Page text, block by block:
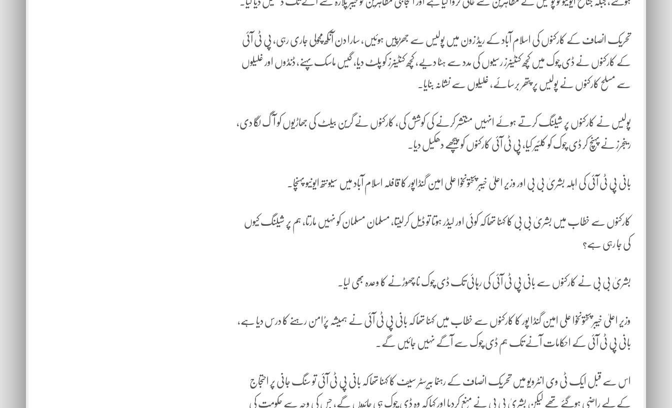
تحریک انصاف کے کارکنوں کی اسلام آباد کے ریڈ زون میں پولیس سے جھڑپیں ہوئیں، سارا دن آنکھ مچولی جاری رہی، پی ٹی آئی
کے کارکنوں نے ڈی چوک میں کچھ کنٹینرز رسیوں کی مدد سے ہٹا دیے، کچھ کنٹینرز کو پلٹ دیا، گیس ماسک پہنے، ڈنڈوں اور غلیلوں
سے مسلح کارکنوں نے پولیس پر پتھر برسائے، غلیلوں سے نشانہ بنایا۔
پولیس نے کارکنوں پر شیلنگ کرتے ہوئے انہیں منتشر کرنے کی کوشش کی، کارکنوں نے گرین بیلٹ کی جھاڑیوں کو آگ لگا دی،
رینجرز نے پہنچ کر ڈی چوک کو کلئیر کیا، پی ٹی آئی کارکنوں کو پیچھے دھکیل دیا۔
بانی پی ٹی آئی کی اہلہ بشریٰ بی بی اور وزیر اعلیٰ خیبر پختونخوا علی امین گنڈاپور کا قافلہ اسلام آباد میں سیونتھ ایونیو پہنچا۔
کارکنوں سے خطاب میں بشریٰ بی بی کا کہنا تھا کہ کوئی اور لیڈر ہوتا تو ڈیل کرلیتا، مسلمان مسلمان کو نہیں مارتا، ہم پر شیلنگ کیوں
کی جا رہی ہے؟
بشریٰ بی بی نے کارکنوں سے بانی پی ٹی آئی کی رہائی تک ڈی چوک نا چھوڑنے کا وعدہ بھی لیا۔
وزیر اعلیٰ خیبر پختونخوا علی امین گنڈا پور کا کارکنوں سے خطاب میں کہنا تھا کہ بانی پی ٹی آئی نے ہمیشہ پرُامن رہنے کا درس دیا ہے،
بانی پی ٹی آئی کے احکامات آنے تک ہم ڈی چوک سے آگے نہیں جائیں گے۔
اس سے قبل ایک ٹی وی انٹرویو میں تحریک انصاف کے رہنما بیرسٹر سیف کا کہنا تھا کہ بانی پی ٹی آئی تو سنگ جانی پر احتجاج
کے لیے راضی ہوگئے تھے لیکن بشریٰ بی بی نے منع کردیا اور کہا کہ وہ ڈی چوک ہی جائيں گے، جس کی وجہ سے حکومت کی